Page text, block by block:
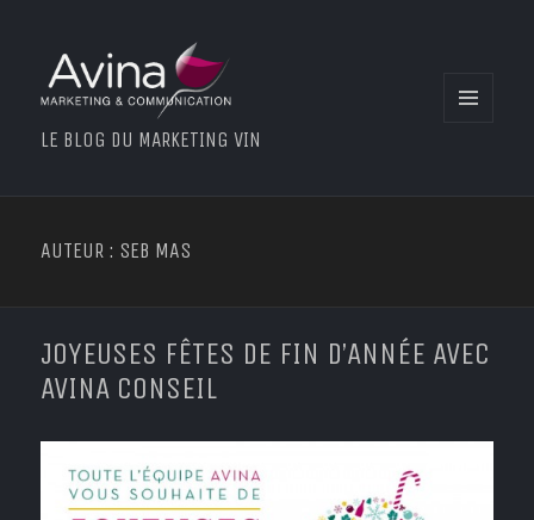
LE BLOG DU MARKETING VIN
AUTEUR : SEB MAS
JOYEUSES FÊTES DE FIN D’ANNÉE AVEC
AVINA CONSEIL